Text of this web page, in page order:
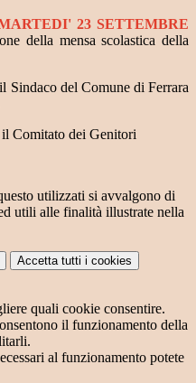
23 SETTEMBRE
della mensa scolastica della
Sindaco del Comune di Ferrara
Comitato dei Genitori
utilizzati si avvalgono di
utili alle finalità illustrate nella
Accetta tutti i cookies
quali cookie consentire.
il funzionamento della
al funzionamento potete